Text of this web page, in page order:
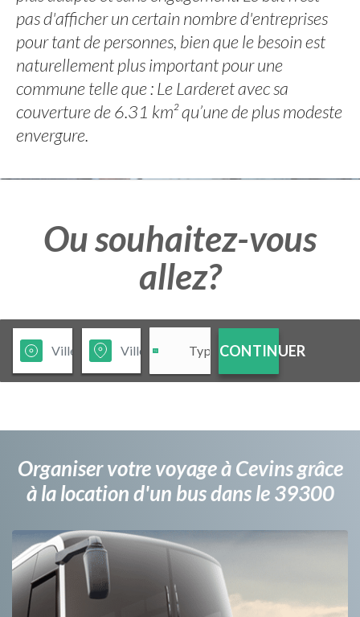
pas d'afficher un certain nombre d'entreprises
pour tant de personnes, bien que le besoin est
naturellement plus important pour une
commune telle que : Le Larderet avec sa
couverture de 6.31 km² qu’une de plus modeste
envergure.
Ou souhaitez-vous
allez?
CONTINUER
Organiser votre voyage à Cevins grâce
à la location d'un bus dans le 39300